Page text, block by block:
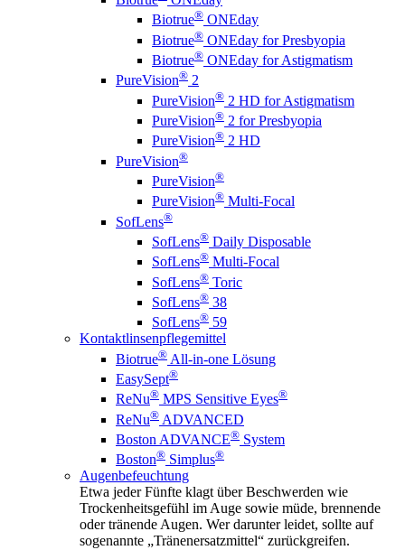
Biotrue® ONEday
Biotrue® ONEday for Presbyopia
Biotrue® ONEday for Astigmatism
PureVision® 2
PureVision® 2 HD for Astigmatism
PureVision® 2 for Presbyopia
PureVision® 2 HD
PureVision®
PureVision®
PureVision® Multi-Focal
SofLens®
SofLens® Daily Disposable
SofLens® Multi-Focal
SofLens® Toric
SofLens® 38
SofLens® 59
Kontaktlinsenpflegemittel
Biotrue® All-in-one Lösung
EasySept®
ReNu® MPS Sensitive Eyes®
ReNu® ADVANCED
Boston ADVANCE® System
Boston® Simplus®
Augenbefeuchtung
Etwa jeder Fünfte klagt über Beschwerden wie
Trockenheitsgefühl im Auge sowie müde, brennende
oder tränende Augen. Wer darunter leidet, sollte auf
sogenannte „Tränenersatzmittel“ zurückgreifen.